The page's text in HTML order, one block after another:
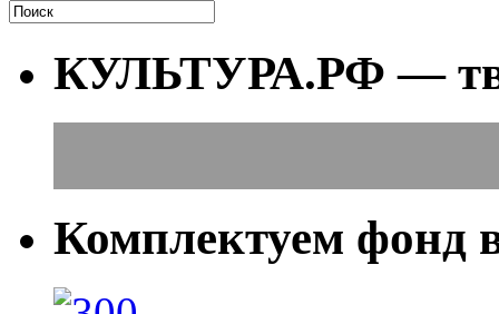
КУЛЬТУРА.РФ —
Комплектуем фонд